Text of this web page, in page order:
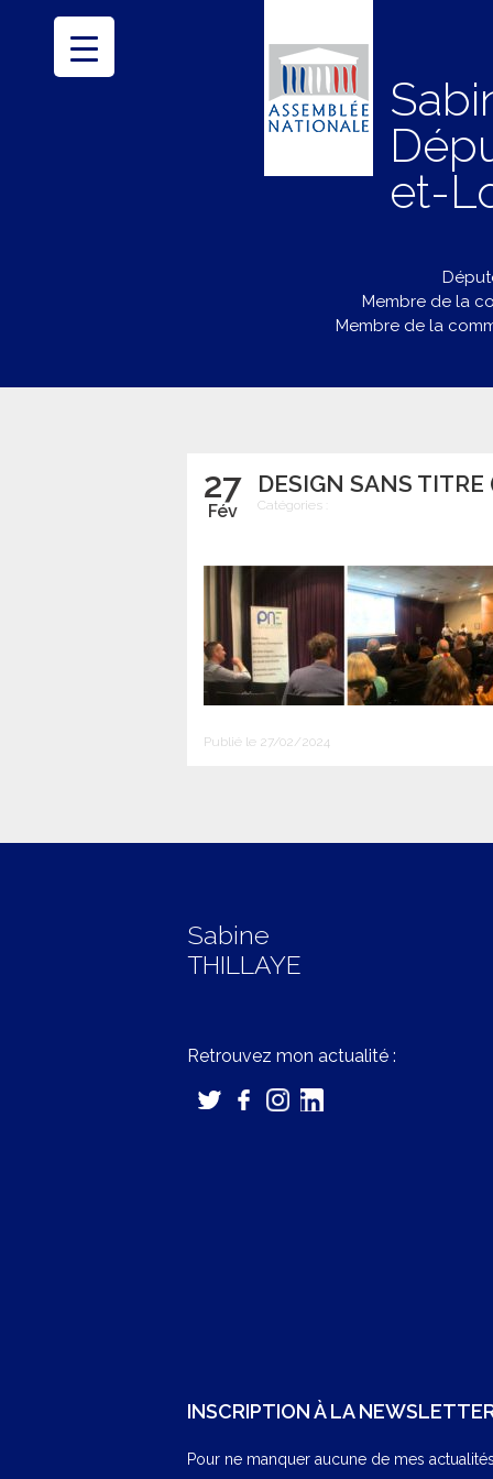
et-
Membre de la
Membre de la
27
Fév
DESIGN SANS TITRE
Catégories :
Publié le 27/02/2024
Sabine
THILLAYE
Retrouvez mon actualité :
INSCRIPTION À LA
Pour ne manquer aucune de mes